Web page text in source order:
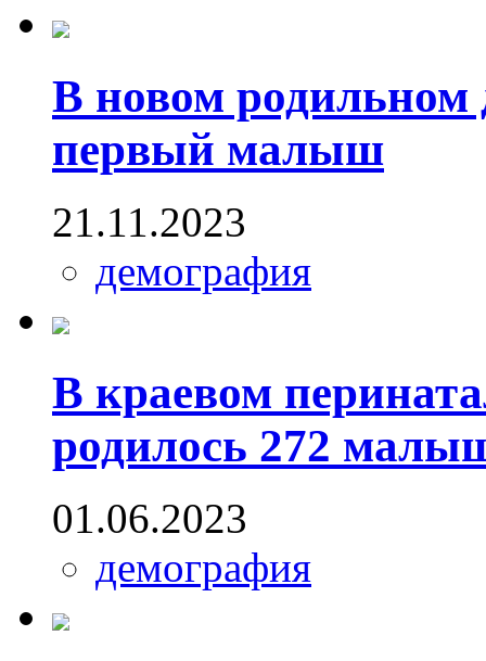
В новом
первый малыш
21.11.2023
демография
В краевом
родилось 272
01.06.2023
демография